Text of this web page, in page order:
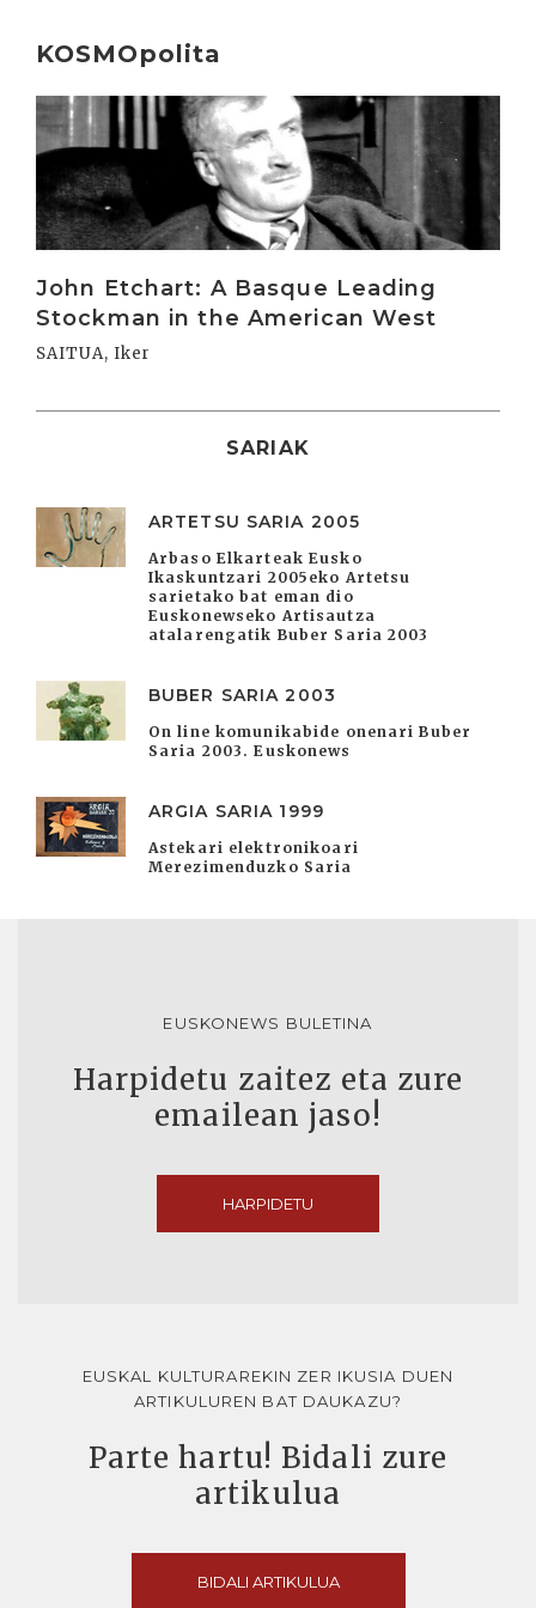
KOSMOpolita
John Etchart: A Basque Leading
Stockman in the American West
SAITUA, Iker
Irakurri
SARIAK
ARTETSU SARIA 2005
Arbaso Elkarteak Eusko
Ikaskuntzari 2005eko Artetsu
sarietako bat eman dio
Euskonewseko Artisautza
atalarengatik Buber Saria 2003
BUBER SARIA 2003
On line komunikabide onenari Buber
Saria 2003. Euskonews
ARGIA SARIA 1999
Astekari elektronikoari
Merezimenduzko Saria
EUSKONEWS BULETINA
Harpidetu zaitez eta zure
emailean jaso!
HARPIDETU
EUSKAL KULTURAREKIN ZER IKUSIA DUEN
ARTIKULUREN BAT DAUKAZU?
Parte hartu! Bidali zure
artikulua
BIDALI ARTIKULUA